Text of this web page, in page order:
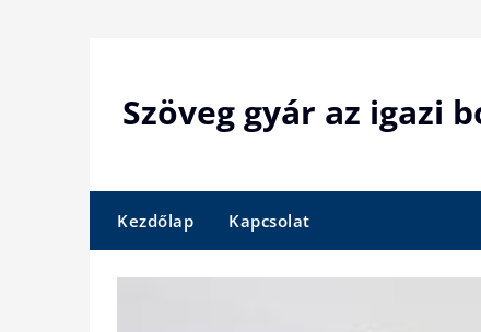
Szöveg gyár az igazi
Kezdőlap Kapcsolat